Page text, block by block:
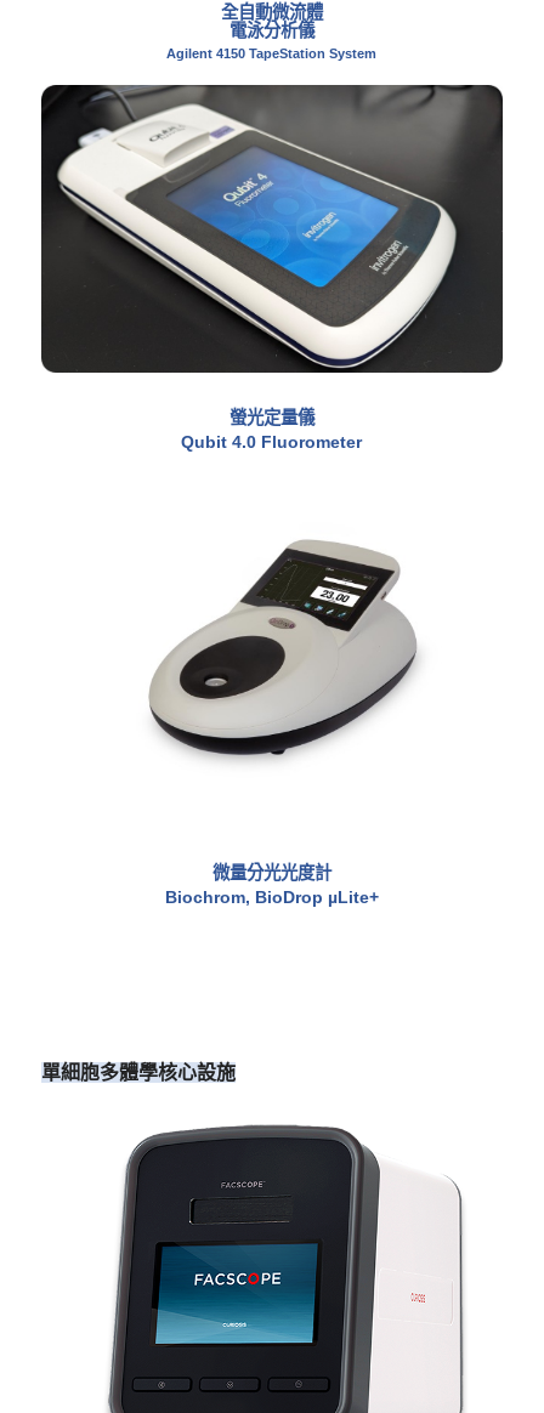
全自動微流體
電泳分析儀
Agilent 4150 TapeStation System
螢光定量儀
Qubit 4.0 Fluorometer
微量分光光度計
Biochrom, BioDrop µLite+
單細胞多體學核心設施